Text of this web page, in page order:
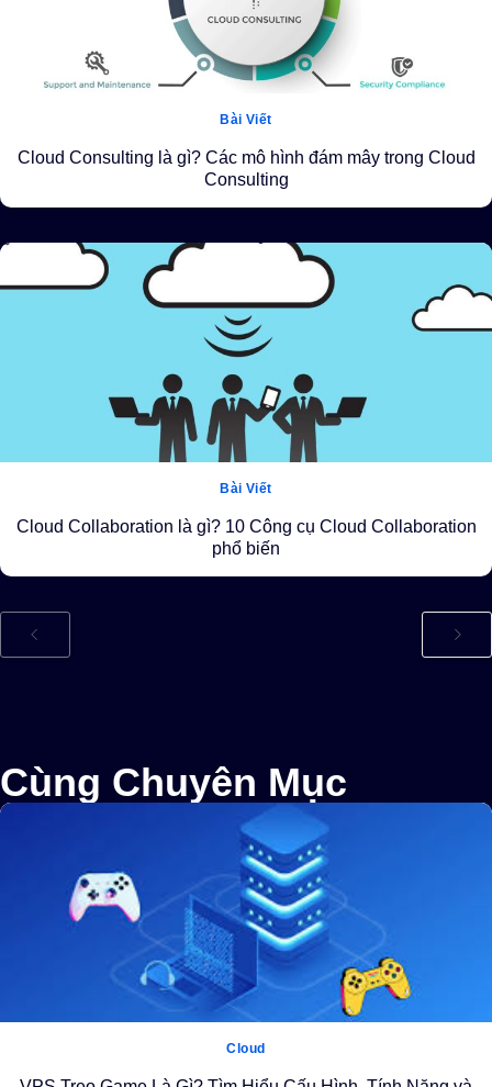
Bài Viết
Cloud Consulting là gì? Các mô hình đám mây trong Cloud
Consulting
Bài Viết
Cloud Collaboration là gì? 10 Công cụ Cloud Collaboration
phổ biến
Cùng Chuyên Mục
Cloud